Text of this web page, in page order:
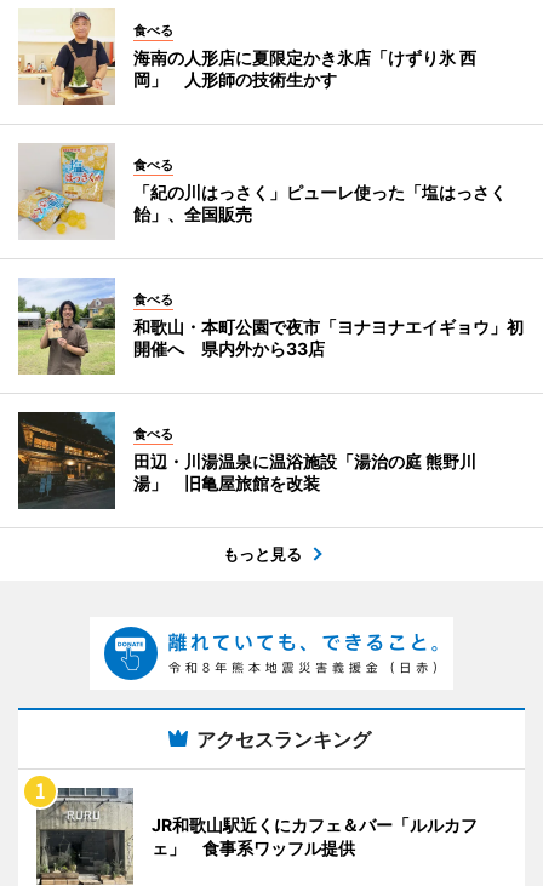
食べる
海南の人形店に夏限定かき氷店「けずり氷 西
岡」 人形師の技術生かす
食べる
「紀の川はっさく」ピューレ使った「塩はっさく
飴」、全国販売
食べる
和歌山・本町公園で夜市「ヨナヨナエイギョウ」初
開催へ 県内外から33店
食べる
田辺・川湯温泉に温浴施設「湯治の庭 熊野川
湯」 旧亀屋旅館を改装
もっと見る
アクセスランキング
JR和歌山駅近くにカフェ＆バー「ルルカフ
ェ」 食事系ワッフル提供